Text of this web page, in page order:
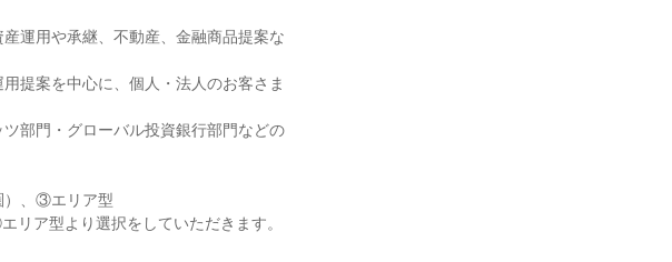
運用や承継、不動産、金融商品提案な
提案を中心に、個人・法人のお客さま
部門・グローバル投資銀行部門などの
）、③エリア型
ア型より選択をしていただきます。